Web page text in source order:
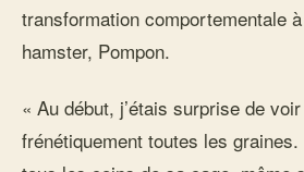
transformation comportementale
hamster, Pompon.
« Au début, j’étais surprise de
frénétiquement toutes les